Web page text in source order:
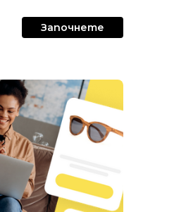
Започнете